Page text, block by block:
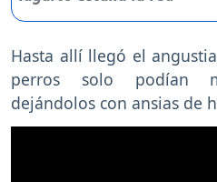
Hasta allí llegó el
perros solo podían
dejándolos con ansias de